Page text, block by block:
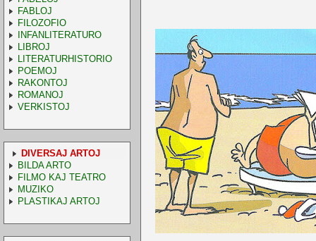
FABLOJ
FILOZOFIO
INFANLITERATURO
LIBROJ
LITERATURHISTORIO
POEMOJ
RAKONTOJ
ROMANOJ
VERKISTOJ
DIVERSAJ ARTOJ
BILDA ARTO
FILMO KAJ TEATRO
MUZIKO
PLASTIKAJ ARTOJ